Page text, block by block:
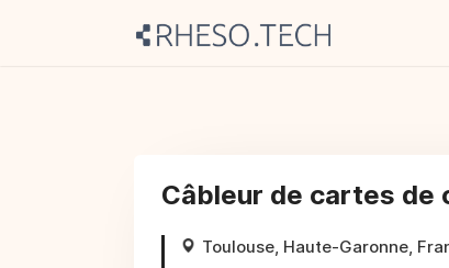
Câbleur de cartes de
Toulouse, Haute-Garonne,